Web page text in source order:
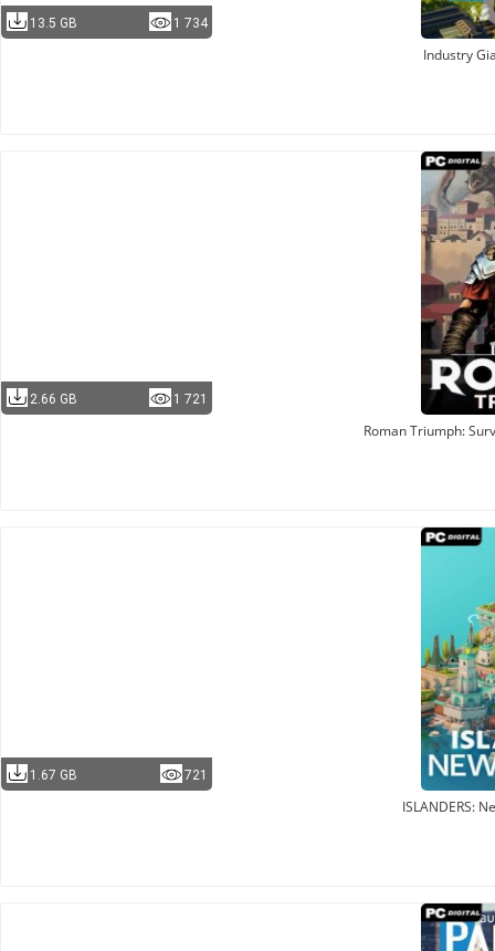
13.5 GB 1 734
Industry
2.66 GB 1 721
Roman Triumph:
1.67 GB 721
ISLANDERS: